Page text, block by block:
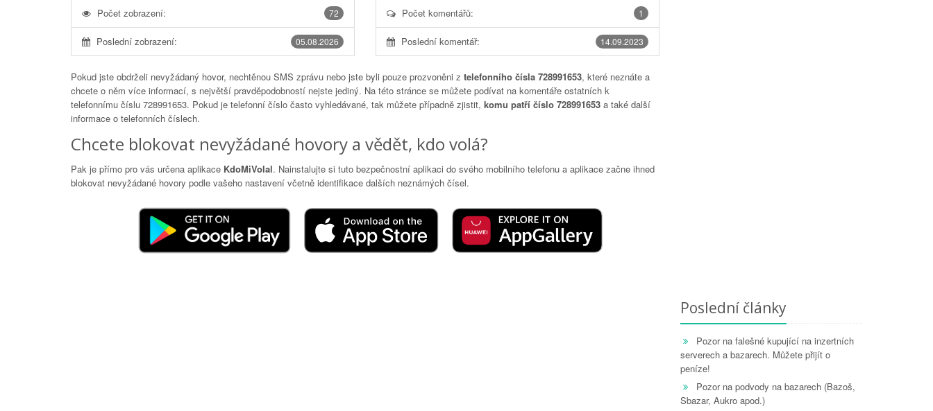
72
Počet zobrazení:
05.08.2026
Poslední zobrazení:
1
Počet komentářů:
14.09.2023
Poslední komentář:
Pokud jste obdrželi nevyžádaný hovor, nechtěnou SMS zprávu nebo jste byli pouze prozvoněni z telefonního čísla 728991653, které neznáte a
chcete o něm více informací, s největší pravděpodobností nejste jediný. Na této stránce se můžete podívat na komentáře ostatních k
telefonnímu číslu 728991653. Pokud je telefonní číslo často vyhledávané, tak můžete případně zjistit, komu patří číslo 728991653 a také další
informace o telefonních číslech.
Chcete blokovat nevyžádané hovory a vědět, kdo volá?
Pak je přímo pro vás určena aplikace KdoMiVolal. Nainstalujte si tuto bezpečnostní aplikaci do svého mobilního telefonu a aplikace začne ihned
blokovat nevyžádané hovory podle vašeho nastavení včetně identifikace dalších neznámých čísel.
Poslední články
Pozor na falešné kupující na inzertních
serverech a bazarech. Můžete přijít o
peníze!
Pozor na podvody na bazarech (Bazoš,
Sbazar, Aukro apod.)